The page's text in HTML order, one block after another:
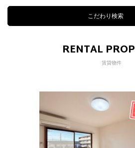
こだわり検索
RENTAL
賃貸物件